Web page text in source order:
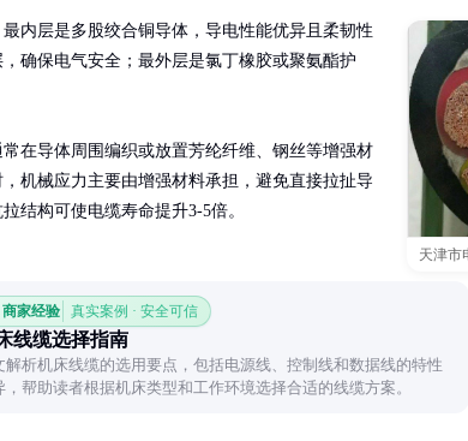
天津市
内层是多股绞合铜导体，导电性能优异且柔韧性
确保电气安全；最外层是氯丁橡胶或聚氨酯护
在导体周围编织或放置芳纶纤维、钢丝等增强材
机械应力主要由增强材料承担，避免直接拉扯导
结构可使电缆寿命提升3-5倍。
商家经验 真实案例 · 安全可信
线缆选择指南
解析机床线缆的选用要点，包括电源线、控制线和数据线的特性
，帮助读者根据机床类型和工作环境选择合适的线缆方案。